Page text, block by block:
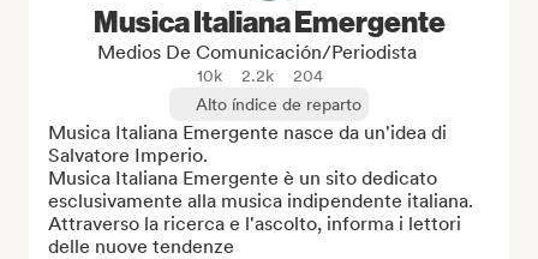
Musica Italiana Emergente
Medios De Comunicación/Periodista
10k 2.2k
204
Alto índice de reparto
Musica Italiana Emergente nasce da un'idea di
Salvatore Imperio.
Musica Italiana Emergente è un sito dedicato
esclusivamente alla musica indipendente italiana.
Attraverso la ricerca e l'ascolto, informa i lettori
delle nuove tendenze